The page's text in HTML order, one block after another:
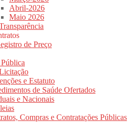
Abril-2026
Maio 2026
de Preço
e Estatuto
de Saúde Ofertados
e Nacionais
Compras e Contratações Públicas